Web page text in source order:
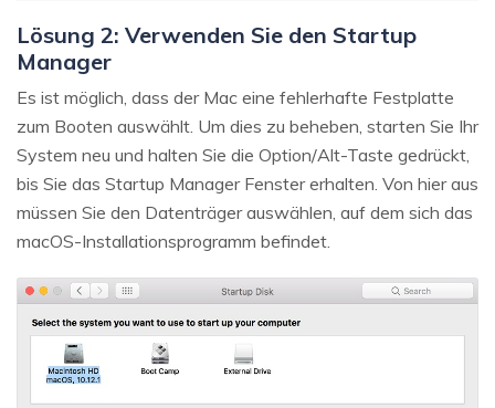
Lösung 2: Verwenden Sie den Startup
Manager
Es ist möglich, dass der Mac eine fehlerhafte Festplatte
zum Booten auswählt. Um dies zu beheben, starten Sie Ihr
System neu und halten Sie die Option/Alt-Taste gedrückt,
bis Sie das Startup Manager Fenster erhalten. Von hier aus
müssen Sie den Datenträger auswählen, auf dem sich das
macOS-Installationsprogramm befindet.